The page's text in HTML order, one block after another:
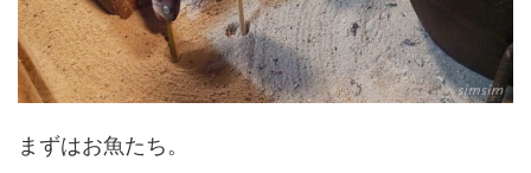
まずはお魚たち。